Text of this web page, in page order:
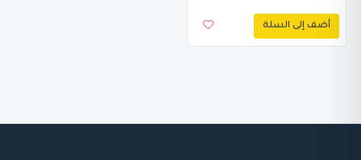
أضف إلى السلة